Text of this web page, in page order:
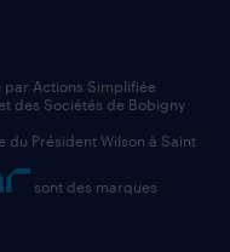
par Actions Simplifiée
des Sociétés de Bobigny
du Président Wilson à Saint
sont des marques